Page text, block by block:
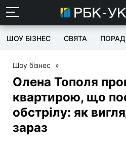
ШОУ БІЗНЕС СВЯТА
Шоу бізнес »
Олена Тополя
квартирою, що
обстрілу: як
зараз